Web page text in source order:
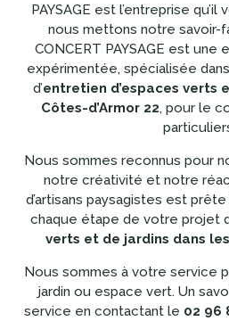
PAYSAGE est l’entreprise
nous mettons notre savoir-
CONCERT PAYSAGE est
expérimentée, spécialisée
d’entretien d’espaces verts
Côtes-d’Armor 22, pour le
Nous sommes reconnus pour
notre créativité et notre
d’artisans paysagistes est
chaque étape de votre projet
verts et de jardins dans
Nous sommes à votre service
jardin ou espace vert. Un
service en contactant le 02 96